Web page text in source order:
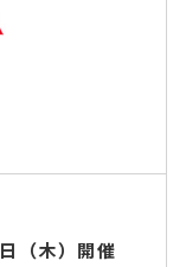
（木）開催